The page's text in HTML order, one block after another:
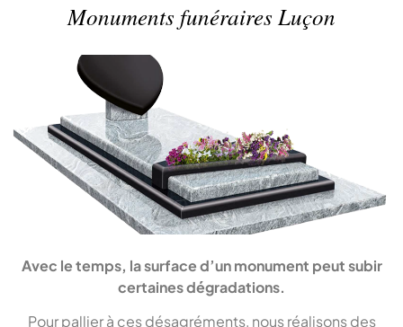
Monuments funéraires Luçon
Avec le temps, la surface d’un monument peut subir
certaines dégradations.
Pour pallier à ces désagréments, nous réalisons des